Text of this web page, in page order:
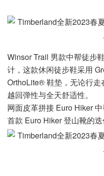
Winsor Trail 男款中帮徒步
计，这款休闲徒步鞋采用
OrthoLite® 鞋垫，无论行
越回弹性与全天舒适性。
网面皮革拼接 Euro Hiker
首款 Euro Hiker 登山靴的迭